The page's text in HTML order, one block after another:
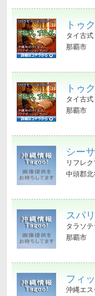
トゥ
タイ古
那覇市
トゥ
タイ古
那覇市
シー
リフレ
中頭郡
スパ
タラソ
那覇市
フィ
沖縄エ